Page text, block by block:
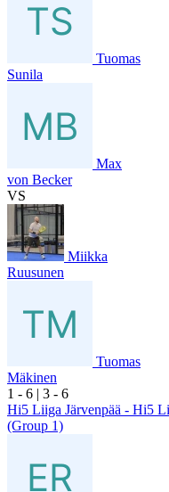
Tuomas
Sunila
Max
von Becker
VS
Miikka
Ruusunen
Tuomas
Mäkinen
1 - 6 | 3 - 6
Hi5 Liiga Järvenpää - Hi5
(Group 1)